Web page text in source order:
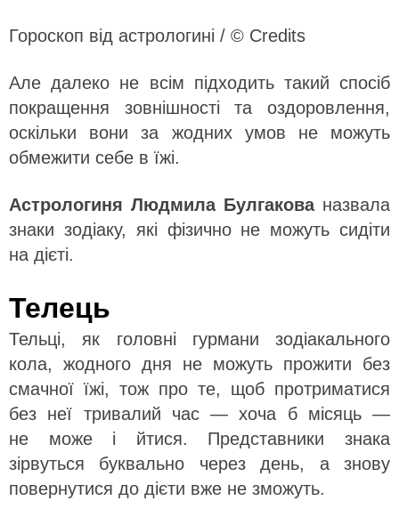
Гороскоп від астрологині / © Credits
Але далеко не всім підходить такий спосіб
покращення зовнішності та оздоровлення,
оскільки вони за жодних умов не можуть
обмежити себе в їжі.
Астрологиня Людмила Булгакованазвала
знаки зодіаку, які фізично не можуть сидіти
на дієті.
Телець
Тельці, як головні гурмани зодіакального
кола, жодного дня не можуть прожити без
смачної їжі, тож про те, щоб протриматися
без неї тривалий час — хоча б місяць —
не може і йтися. Представники знака
зірвуться буквально через день, а знову
повернутися до дієти вже не зможуть.